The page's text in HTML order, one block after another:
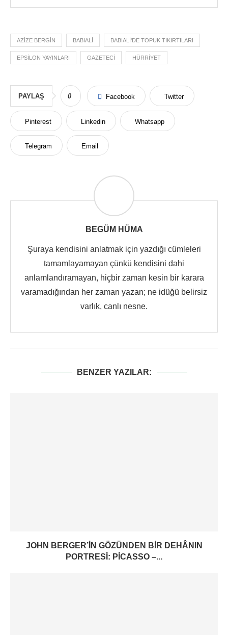
AZIZE BERGIN BABIALI BABIALI'DE TOPUK TIKIRTILARI
EPSILON YAYINLARI GAZETECI HÜRRIYET
PAYLAŞ 0 Facebook Twitter
Pinterest Linkedin Whatsapp
Telegram Email
BEGÜM HÜMA
Şuraya kendisini anlatmak için yazdığı cümleleri
tamamlayamayan çünkü kendisini dahi
anlamlandıramayan, hiçbir zaman kesin bir karara
varamadığından her zaman yazan; ne idüğü belirsiz
varlık, canlı nesne.
BENZER YAZILAR:
JOHN BERGER’IN GÖZÜNDEN BIR DEHÂNIN
PORTRESI: PICASSO –...